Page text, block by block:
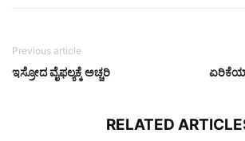
Previous article
ಇಸ್ರೋದ ವೈಫಲ್ಯಕ್ಕೆ ಅಚ್ಚರಿ
RELATED